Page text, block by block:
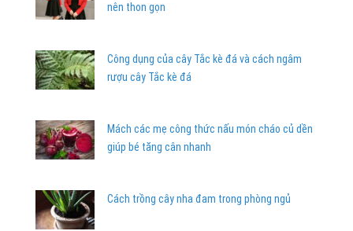
nên thon gọn
Công dụng của cây Tắc kè đá và cách ngâm
rượu cây Tắc kè đá
Mách các mẹ công thức nấu món cháo củ dền
giúp bé tăng cân nhanh
Cách trồng cây nha đam trong phòng ngủ